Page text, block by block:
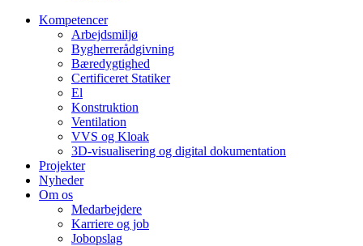
Kompetencer
Arbejdsmiljø
Bygherrerådgivning
Bæredygtighed
Certificeret Statiker
El
Konstruktion
Ventilation
VVS og Kloak
3D-visualisering og digital dokumentation
Projekter
Nyheder
Om os
Medarbejdere
Karriere og job
Jobopslag